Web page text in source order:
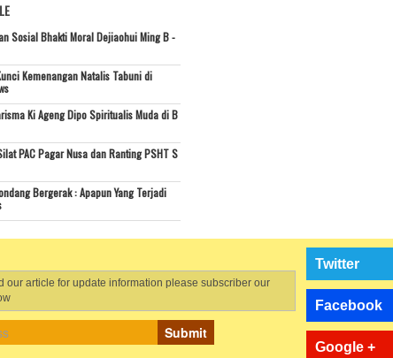
Sosial Bhakti Moral Dejiaohui Ming B -
Kemenangan Natalis Tabuni di
Ki Ageng Dipo Spiritualis Muda di B
PAC Pagar Nusa dan Ranting PSHT S
Bergerak : Apapun Yang Terjadi
our article for update information please subscriber our
Submit
Twitter
Facebook
Google +